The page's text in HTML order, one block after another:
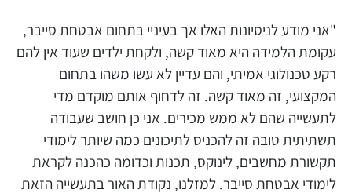
"אני מודע לניסיונות האלו אך בעיניי בתחום אבטחת סייבר,
עקומת הלמידה היא מאוד קשה, ולקחת ילדים שעוד אין להם
רקע טכנולוגי אמיתי, והם עדיין לא עשו משהו בתחום
המקצועי, זה מאוד קשה. זה לדחוף אותם מוקדם מדי
לתעשייה שהם לא ממש מכירים. אני כן חושב שעבודה
תשתיתית טובה זה להכניס לתיכונים כמה שיותר לימודי
תקשורת מחשבים, לינוקס, תכנות וכדומה כהכנה לקראת
לימודי אבטחת סייבר. למזלנו, נקודת האור בתעשייה הזאת